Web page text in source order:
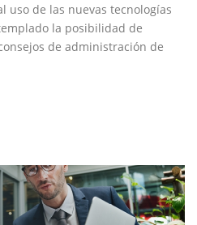
uso de las nuevas tecnologías
la posibilidad de
de administración de